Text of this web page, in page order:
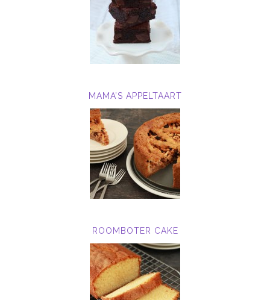
MAMA’S APPELTAART
ROOMBOTER CAKE